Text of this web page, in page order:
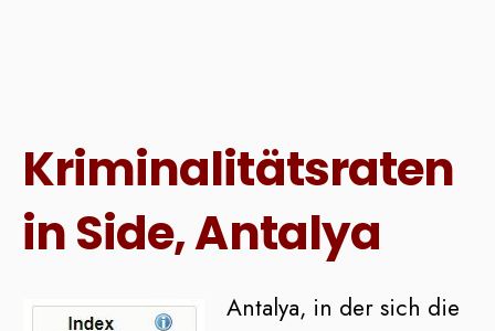
Kriminalitätsraten
in Side, Antalya
Antalya, in der sich die